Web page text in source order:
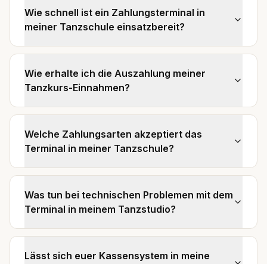
Wie schnell ist ein Zahlungsterminal in
meiner Tanzschule einsatzbereit?
Wie erhalte ich die Auszahlung meiner
Tanzkurs-Einnahmen?
Welche Zahlungsarten akzeptiert das
Terminal in meiner Tanzschule?
Was tun bei technischen Problemen mit dem
Terminal in meinem Tanzstudio?
Lässt sich euer Kassensystem in meine